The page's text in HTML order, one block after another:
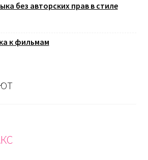
без авторских прав в стиле
к фильмам